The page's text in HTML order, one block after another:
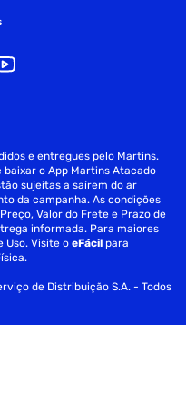
e entregues pelo Martins.
o App Martins Atacado
sujeitas a saírem do ar
da campanha. As condições
Valor do Frete e Prazo de
informada. Para maiores
Uso. Visite oeFácil para
de Distribuição S.A. - Todos